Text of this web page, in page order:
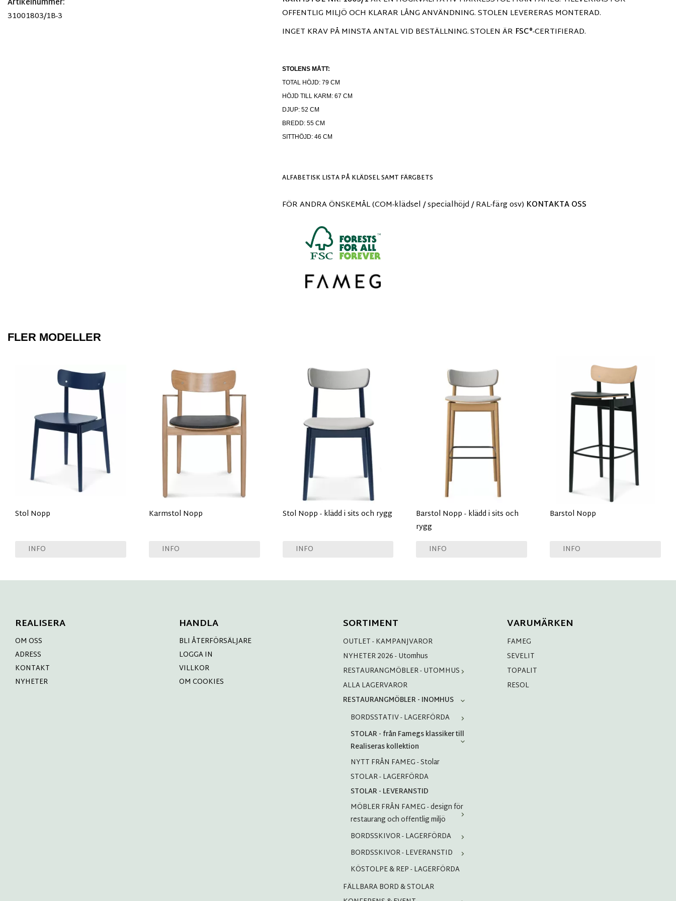
OFFENTLIG MILJÖ OCH KLARAR LÅNG ANVÄNDNING. STOLEN LEVERERAS MONTERAD.
INGET KRAV PÅ MINSTA ANTAL VID BESTÄLLNING.STOLEN ÄR FSC®-CERTIFIERAD.
STOLENS MÅTT:
TOTAL HÖJD: 79 CM
HÖJD TILL KARM: 67 CM
DJUP: 52 CM
BREDD: 55 CM
SITTHÖJD: 46 CM
ALFABETISK LISTA PÅ KLÄDSEL SAMT FÄRGBETS
FÖR ANDRA ÖNSKEMÅL (COM-klädsel / specialhöjd / RAL-färg osv) KONTAKTA OSS
31001803/1B-3
FLER MODELLER
Stol Nopp
INFO
Karmstol Nopp
INFO
Stol Nopp - klädd i sits och rygg
INFO
Barstol Nopp - klädd i sits och
rygg
INFO
Barstol Nopp
INFO
REALISERA
OM OSS
ADRESS
KONTAKT
NYHETER
HANDLA
BLI ÅTERFÖRSÄLJARE
LOGGA IN
VILLKOR
OM COOKIES
SORTIMENT
OUTLET - KAMPANJVAROR
NYHETER 2026 - Utomhus
RESTAURANGMÖBLER - UTOMHUS
ALLA LAGERVAROR
RESTAURANGMÖBLER - INOMHUS
BORDSSTATIV - LAGERFÖRDA
STOLAR - från Famegs klassiker till
Realiseras kollektion
NYTT FRÅN FAMEG - Stolar
STOLAR - LAGERFÖRDA
STOLAR - LEVERANSTID
MÖBLER FRÅN FAMEG - design för
restaurang och offentlig miljö
BORDSSKIVOR - LAGERFÖRDA
BORDSSKIVOR - LEVERANSTID
KÖSTOLPE & REP - LAGERFÖRDA
FÄLLBARA BORD & STOLAR
VARUMÄRKEN
FAMEG
SEVELIT
TOPALIT
RESOL